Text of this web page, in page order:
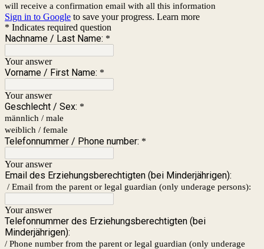
will receive a confirmation email with all this information
Sign in to Google to save your progress. Learn more
* Indicates required question
Nachname / Last Name: *
Your answer
Vorname / First Name: *
Your answer
Geschlecht / Sex: *
männlich / male
weiblich / female
Telefonnummer / Phone number: *
Your answer
Email des Erziehungsberechtigten (bei Minderjährigen):
/ Email from the parent or legal guardian (only underage persons):
Your answer
Telefonnummer des Erziehungsberechtigten (bei
Minderjährigen):
/ Phone number from the parent or legal guardian (only underage